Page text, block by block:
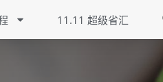
11.11 超级省汇